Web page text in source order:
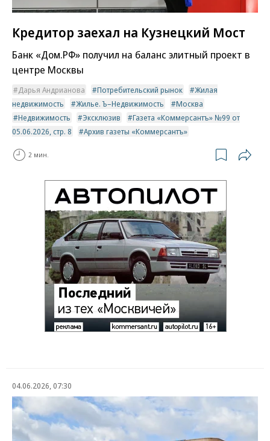
Кредитор заехал на Кузнецкий Мост
Банк «Дом.РФ» получил на баланс элитный проект в
центре Москвы
Дарья Андрианова Потребительский рынок
Жилая
недвижимость
Жилье. Ъ–Недвижимость
Москва
Недвижимость
Эксклюзив
Газета «Коммерсантъ» №99 от
05.06.2026, стр. 8
Архив газеты «Коммерсантъ»
2 мин.
04.06.2026, 07:30